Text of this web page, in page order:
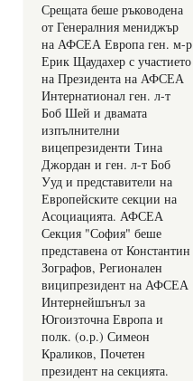
Срещата беше ръководена
от Генералния мениджър
на АФСЕА Европа ген. м-р
Ерик Щаудахер с участието
на Президента на АФСЕА
Интернатионал ген. л-т
Боб Шей и двамата
изпълнителни
вицепрезиденти Тина
Джордан и ген. л-т Боб
Ууд и представители на
Европейските секции на
Асоциацията. АФСЕА
Секция "София" беше
представена от Константин
Зографов, Регионален
виципрезидент на АФСЕА
Интернейшънъл за
Югоизточна Европа и
полк. (о.р.) Симеон
Краликов, Почетен
президент на секцията.